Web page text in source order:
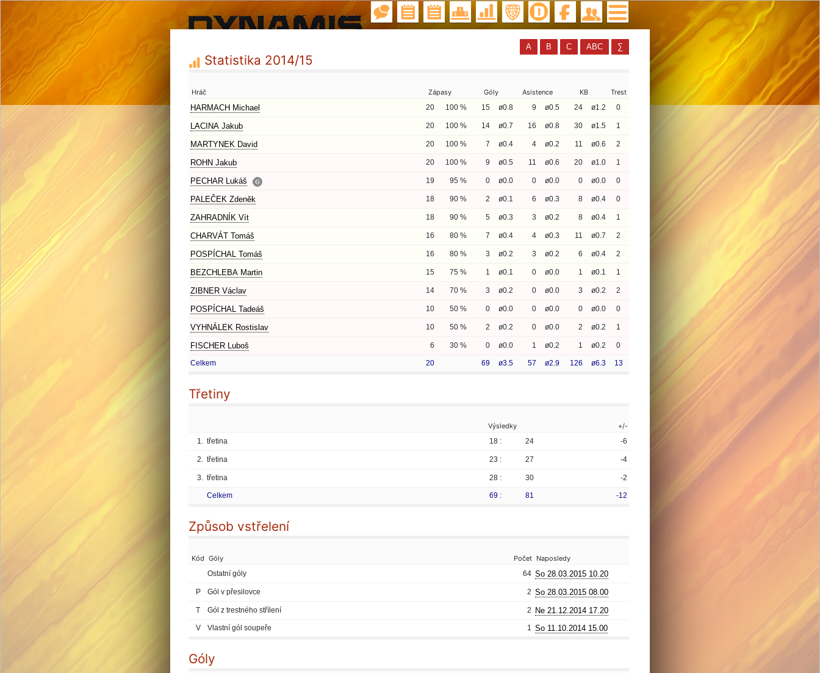
A B C ABC ∑
Statistika 2014/15
Hráč Zápasy Góly Asistence KB Trest
HARMACH Michael 20 100 % 15 ø0.8 9 ø0.5 24 ø1.2 0
LACINA Jakub 20 100 % 14 ø0.7 16 ø0.8 30 ø1.5 1
MARTYNEK David 20 100 % 7 ø0.4 4 ø0.2 11 ø0.6 2
ROHN Jakub 20 100 % 9 ø0.5 11 ø0.6 20 ø1.0 1
PECHAR Lukáš 19 95 % 0 ø0.0 0 ø0.0 0 ø0.0 0
PALEČEK Zdeněk 18 90 % 2 ø0.1 6 ø0.3 8 ø0.4 0
ZAHRADNÍK Vít 18 90 % 5 ø0.3 3 ø0.2 8 ø0.4 1
CHARVÁT Tomáš 16 80 % 7 ø0.4 4 ø0.3 11 ø0.7 2
POSPÍCHAL Tomáš 16 80 % 3 ø0.2 3 ø0.2 6 ø0.4 2
BEZCHLEBA Martin 15 75 % 1 ø0.1 0 ø0.0 1 ø0.1 1
ZIBNER Václav 14 70 % 3 ø0.2 0 ø0.0 3 ø0.2 2
POSPÍCHAL Tadeáš 10 50 % 0 ø0.0 0 ø0.0 0 ø0.0 0
VYHNÁLEK Rostislav 10 50 % 2 ø0.2 0 ø0.0 2 ø0.2 1
FISCHER Luboš 6 30 % 0 ø0.0 1 ø0.2 1 ø0.2 0
Celkem 20 69 ø3.5 57 ø2.9 126 ø6.3 13
Třetiny
Výsledky
+/-
1. třetina 18 : 24 -6
2. třetina 23 : 27 -4
3. třetina 28 : 30 -2
Celkem 69 : 81 -12
Způsob vstřelení
Kód Góly Počet Naposledy
Ostatní góly
64 So 28.03.2015 10.20
P Gól v přesilovce 2 So 28.03.2015 08.00
T Gól z trestného střílení 2 Ne 21.12.2014 17.20
V Vlastní gól soupeře 1 So 11.10.2014 15.00
Góly